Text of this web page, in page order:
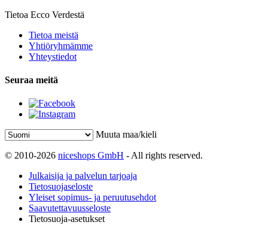
Tietoa Ecco Verdestä
Tietoa meistä
Yhtiöryhmämme
Yhteystiedot
Seuraa meitä
Muuta maa/kieli
© 2010-2026 niceshops GmbH - All rights reserved.
Julkaisija ja palvelun tarjoaja
Tietosuojaseloste
Yleiset sopimus- ja peruutusehdot
Saavutettavuusseloste
Tietosuoja-asetukset